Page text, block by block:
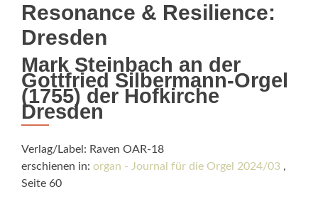
Resonance & Resilience:
Dresden
Mark Steinbach an der
Gottfried Silbermann-Orgel
(1755) der Hofkirche
Dresden
Verlag/Label: Raven OAR-18
erschienen in: organ - Journal für die Orgel 2024/03 ,
Seite 60